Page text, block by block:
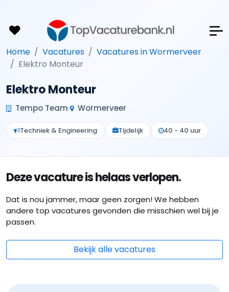
Home Vacatures
Vacatures in Wormerveer
Elektro Monteur
Elektro Monteur
Tempo Team Wormerveer
Techniek & Engineering Tijdelijk 40 - 40 uur
Deze vacature is helaas verlopen.
Dat is nou jammer, maar geen zorgen! We hebben
andere top vacatures gevonden die misschien wel bij je
passen.
Bekijk alle vacatures